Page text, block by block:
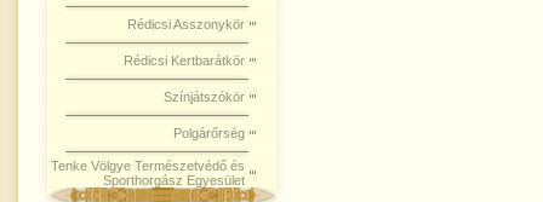
Rédicsi Asszonykör
Rédicsi Kertbarátkör
Színjátszókör
Polgárőrség
Tenke Völgye Természetvédő és
Sporthorgász Egyesület